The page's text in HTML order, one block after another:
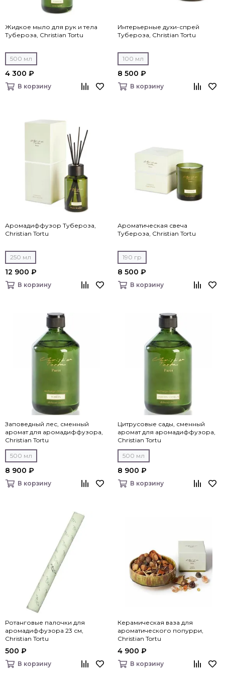
Жидкое мыло для рук и тела
Тубероза, Christian Tortu
500 мл
4 300 ₽
В корзину
Интерьерные духи-спрей
Тубероза, Christian Tortu
100 мл
8 500 ₽
В корзину
Аромадиффузор Тубероза,
Christian Tortu
250 мл
12 900 ₽
В корзину
Ароматическая свеча
Тубероза, Christian Tortu
190 гр
8 500 ₽
В корзину
Заповедный лес, сменный
аромат для аромадиффузора,
Christian Tortu
500 мл
8 900 ₽
В корзину
Цитрусовые сады, сменный
аромат для аромадиффузора,
Christian Tortu
500 мл
8 900 ₽
В корзину
Ротанговые палочки для
аромадиффузора 23 см,
Christian Tortu
500 ₽
В корзину
Керамическая ваза для
ароматического попурри,
Christian Tortu
4 900 ₽
В корзину